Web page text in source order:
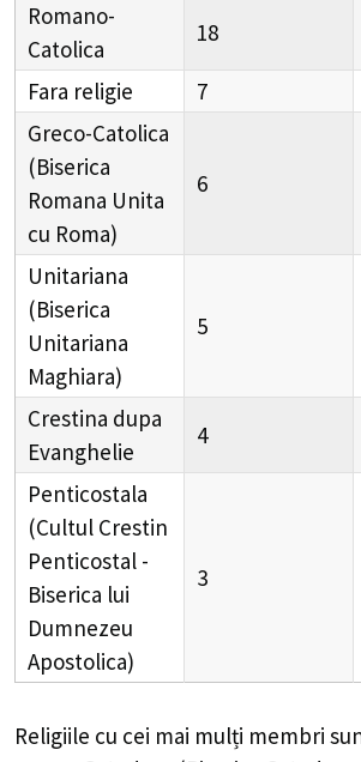
Romano-
Catolica
18
Fara religie 7
Greco-Catolica
(Biserica
Romana Unita
cu Roma)
6
Unitariana
(Biserica
Unitariana
Maghiara)
5
Crestina dupa
Evanghelie
4
Penticostala
(Cultul Crestin
Penticostal -
Biserica lui
Dumnezeu
Apostolica)
3
Religiile cu cei mai mulți membri